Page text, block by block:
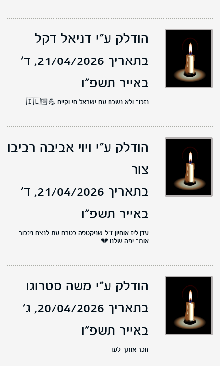
הודלק ע"י דניאל דקל
בתאריך 21/04/2026,
ד'
באייר תשפ"ו
נזכור ולא נשכח עם ישראל חי וקיים 💪🏻🇮🇱
הודלק ע"י ויוי אביבה רביבו
צור
בתאריך 21/04/2026,
ד'
באייר תשפ"ו
עדן ליז אוחיון ז"ל שניקטפה בטרם עת לנצח ניזכור
אותך יפה שלנו 💔
הודלק ע"י משה סטרוגו
בתאריך 20/04/2026,
ג'
באייר תשפ"ו
זוכר אותך לעד